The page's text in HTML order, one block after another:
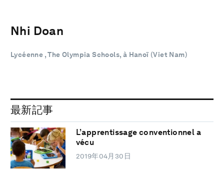
Nhi Doan
Lycéenne , The Olympia Schools, à Hanoï (Viet Nam)
最新記事
L’apprentissage conventionnel a
vécu
2019年04月30日